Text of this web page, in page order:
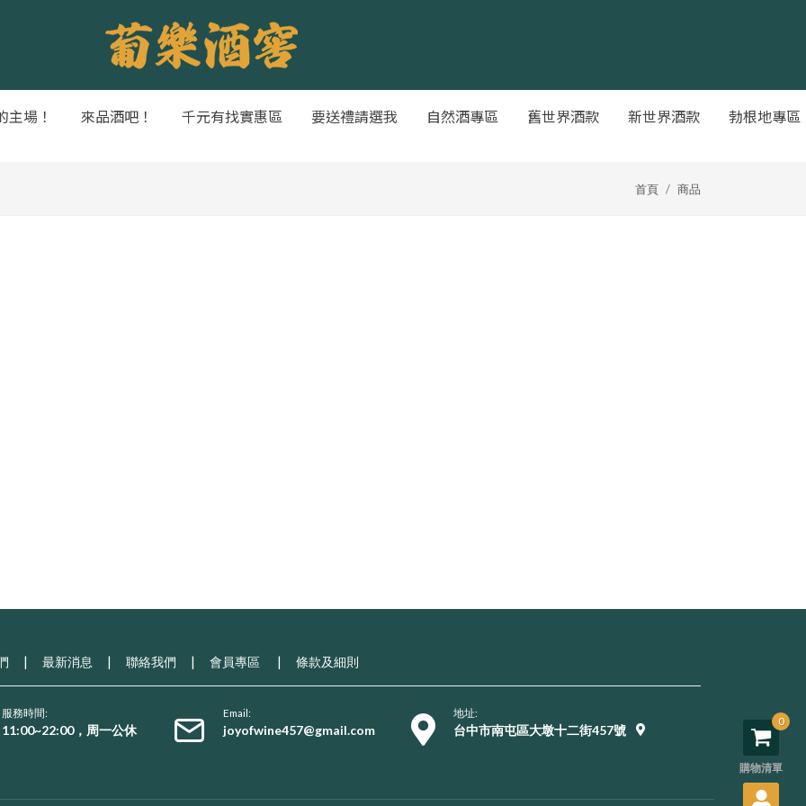
主場！ 來品酒吧！ 千元有找實惠區 要送禮請選我 自然酒專區 舊世界酒款 新世界酒款 勃根地專區
首頁 商品
| 最新消息 | 聯絡我們 | 會員專區 | 條款及細則
服務時間:
11:00~22:00，周一公休
Email:
joyofwine457@gmail.com
地址:
台中市南屯區大墩十二街457號
0
購物清單